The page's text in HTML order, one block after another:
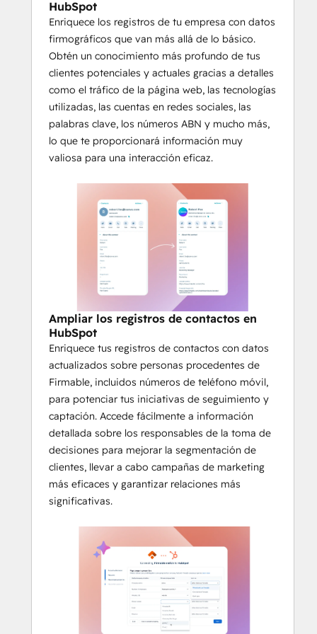
sin salir de HubSpot
¡Y mucho más!
HubSpot
Enriquece los registros de tu empresa con datos
firmográficos que van más allá de lo básico.
Obtén un conocimiento más profundo de tus
clientes potenciales y actuales gracias a detalles
como el tráfico de la página web, las tecnologías
utilizadas, las cuentas en redes sociales, las
palabras clave, los números ABN y mucho más,
lo que te proporcionará información muy
valiosa para una interacción eficaz.
Ampliar los registros de contactos en
HubSpot
Enriquece tus registros de contactos con datos
actualizados sobre personas procedentes de
Firmable, incluidos números de teléfono móvil,
para potenciar tus iniciativas de seguimiento y
captación. Accede fácilmente a información
detallada sobre los responsables de la toma de
decisiones para mejorar la segmentación de
clientes, llevar a cabo campañas de marketing
más eficaces y garantizar relaciones más
significativas.